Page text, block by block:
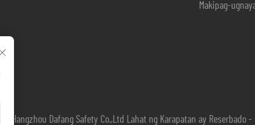
Makipag-
© Hangzhou Dafang Safety Co.,Ltd Lahat ng Karapatan ay Reserbado -